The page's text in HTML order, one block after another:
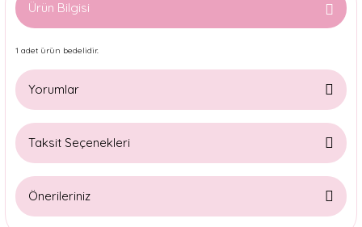
Ürün Bilgisi
1 adet ürün bedelidir.
Yorumlar
Taksit Seçenekleri
Önerileriniz